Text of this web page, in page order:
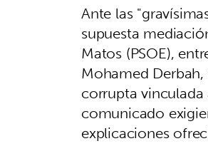
Ante las
supuesta
Matos (PSOE),
Mohamed
corrupta
comunicado
explicaciones